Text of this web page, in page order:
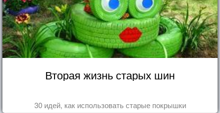
Вторая жизнь старых шин
30 идей, как использовать старые покрышки